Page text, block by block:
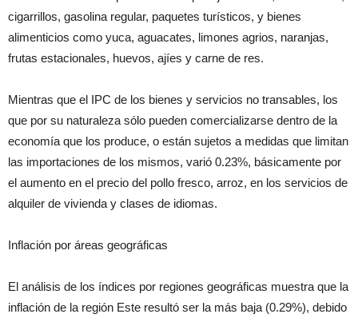
cigarrillos, gasolina regular, paquetes turísticos, y bienes
alimenticios como yuca, aguacates, limones agrios, naranjas,
frutas estacionales, huevos, ajíes y carne de res.
Mientras que el IPC de los bienes y servicios no transables, los
que por su naturaleza sólo pueden comercializarse dentro de la
economía que los produce, o están sujetos a medidas que limitan
las importaciones de los mismos, varió 0.23%, básicamente por
el aumento en el precio del pollo fresco, arroz, en los servicios de
alquiler de vivienda y clases de idiomas.
Inflación por áreas geográficas
El análisis de los índices por regiones geográficas muestra que la
inflación de la región Este resultó ser la más baja (0.29%), debido